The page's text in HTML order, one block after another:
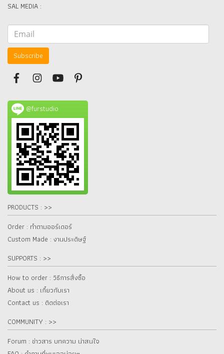
SAL MEDIA :
Subscribe
@furstudio
PRODUCTS : >>
Order : ทำตามออร์เดอร์
Custom Made : งานประดิษฐ์
SUPPORTS : >>
How to order : วิธีการสั่งซื้อ
About us : เกี๋ยวกับเรา
Contact us : ติดต่อเรา
COMMUNITY : >>
Forum : ข่าวสาร บทความ น่าสนใจ